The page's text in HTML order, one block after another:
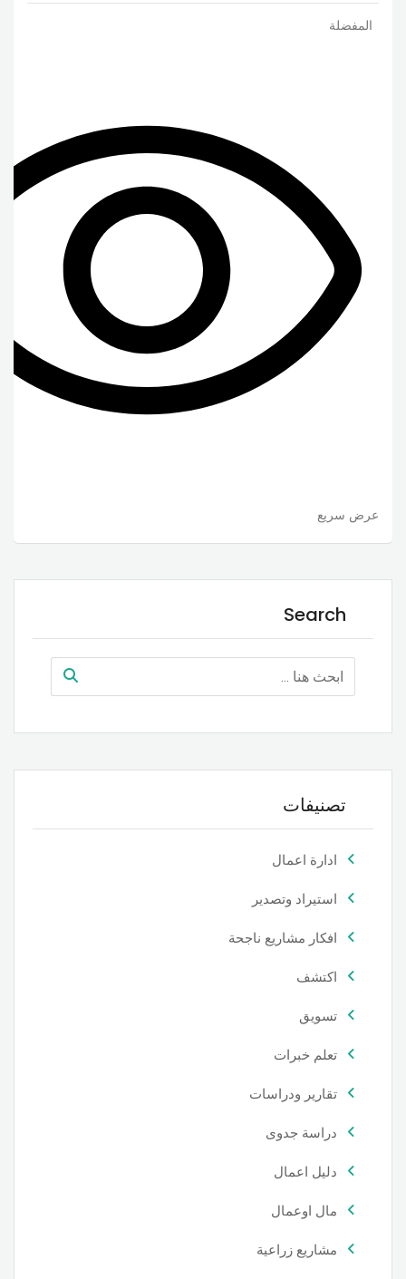
المفضلة
عرض سريع
Search
تصنيفات
ادارة اعمال
استيراد وتصدير
افكار مشاريع ناجحة
اكتشف
تسويق
تعلم خبرات
تقارير ودراسات
دراسة جدوى
دليل اعمال
مال اوعمال
مشاريع زراعية